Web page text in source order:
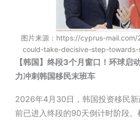
图片来源：https://cyprus-
could-take-decisive-step-towards-
【韩国】终段3个月窗口！环球启
力冲刺韩国移民末班车
2026年4月30日，韩国投资移民新
前已进入终段的90天倒计时阶段